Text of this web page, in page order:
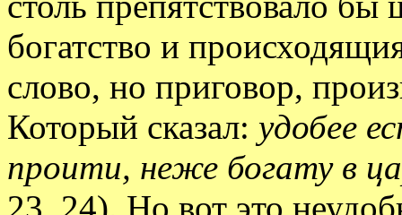
богатство и
слово, но приговор,
Который сказал: удобее
проити, неже богату в